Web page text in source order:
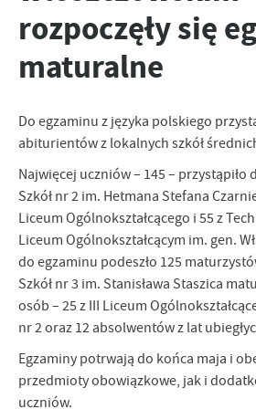
rozpoczęły się
maturalne
Do egzaminu z języka polskiego
abiturientów z lokalnych szkół
Najwięcej uczniów – 145 – przystąpiło
Szkół nr 2 im. Hetmana Stefana
Liceum Ogólnokształcącego i 55 z
Liceum Ogólnokształcącym im. gen.
do egzaminu podeszło 125
Szkół nr 3 im. Stanisława Staszica
osób – 25 z III Liceum
nr 2 oraz 12 absolwentów z lat
Egzaminy potrwają do końca maja i
przedmioty obowiązkowe, jak i
uczniów.
personalizację określonych
treści.
Dzięki tym plikom cookies możemy
korzystania z funkcjonalności naszej strony
funkcjonalne i personalizacyjne pliki
dostępność większej ilości funkcji na stronie.
Więcej
Analityczne
Analityczne pliki cookies pomagają nam
dostosowywać do Twoich potrzeb.
Cookies analityczne pozwalają na
wykorzystywania witryny internetowej,
z jaką odwiedzane są nasze serwisy www.
ocenę naszych serwisów internetowych
popularności wśród użytkowników.
przetwarzane w formie zanonimizowanej.
analityczne pliki cookies gwarantuje
funkcjonalności.
Więcej
Reklamowe
Dzięki reklamowym plikom cookies
informacje i aktualności na stronach
Promocyjne pliki cookies służą do
komunikatów na podstawie analizy Twoich
zwyczajów dotyczących przeglądanej
promocyjne mogą pojawić się na stronach